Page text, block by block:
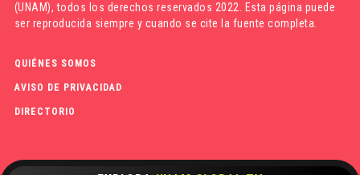
(UNAM), todos los derechos reservados 2022. Esta página puede
ser reproducida siempre y cuando se cite la fuente completa.
QUIÉNES SOMOS
AVISO DE PRIVACIDAD
DIRECTORIO